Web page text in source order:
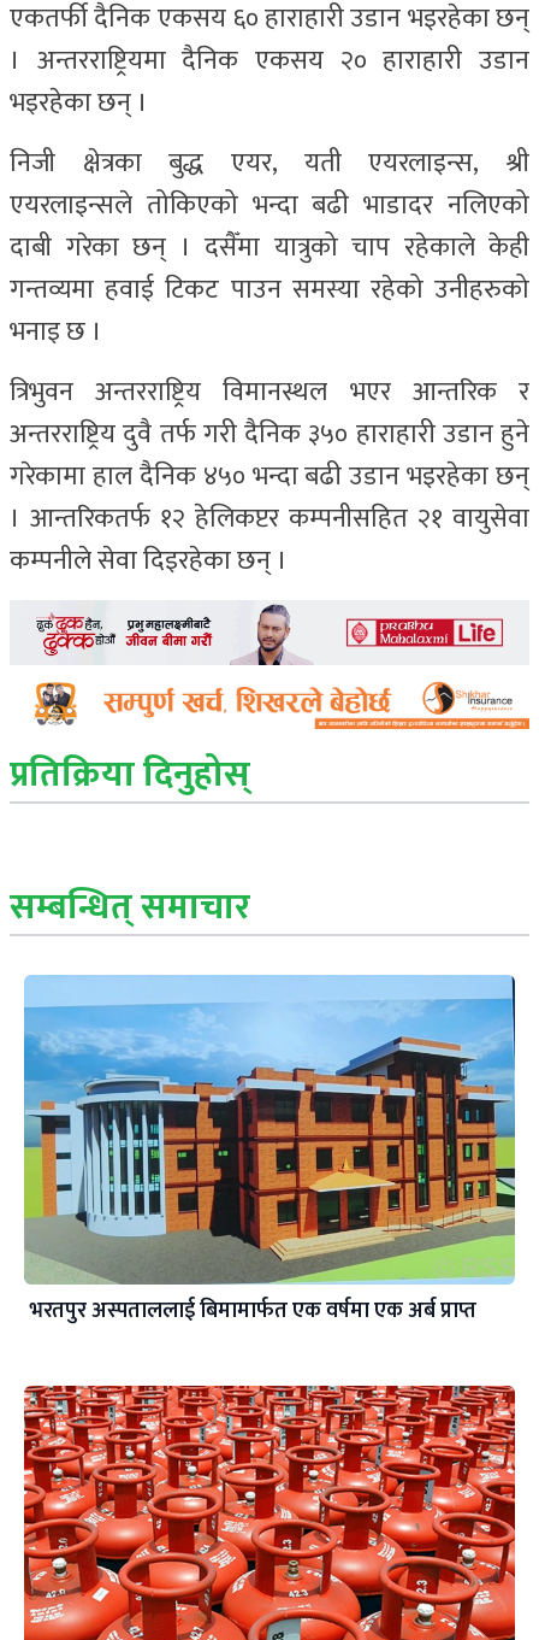
एकतर्फी दैनिक एकसय ६० हाराहारी उडान भइरहेका छन्
। अन्तरराष्ट्रियमा दैनिक एकसय २० हाराहारी उडान
भइरहेका छन् ।
निजी क्षेत्रका बुद्ध एयर, यती एयरलाइन्स, श्री
एयरलाइन्सले तोकिएको भन्दा बढी भाडादर नलिएको
दाबी गरेका छन् । दसैँमा यात्रुको चाप रहेकाले केही
गन्तव्यमा हवाई टिकट पाउन समस्या रहेको उनीहरुको
भनाइ छ ।
त्रिभुवन अन्तरराष्ट्रिय विमानस्थल भएर आन्तरिक र
अन्तरराष्ट्रिय दुवै तर्फ गरी दैनिक ३५० हाराहारी उडान हुने
गरेकामा हाल दैनिक ४५० भन्दा बढी उडान भइरहेका छन्
। आन्तरिकतर्फ १२ हेलिकप्टर कम्पनीसहित २१ वायुसेवा
कम्पनीले सेवा दिइरहेका छन् ।
प्रतिक्रिया दिनुहोस्
सम्बन्धित् समाचार
भरतपुर अस्पताललाई बिमामार्फत एक वर्षमा एक अर्ब प्राप्त